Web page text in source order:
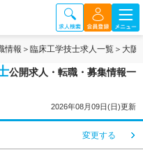
情報 臨床工学技士求人一覧 大阪
公開求人・転職・募集情報一
2026年08月09日(日)更新
変更する